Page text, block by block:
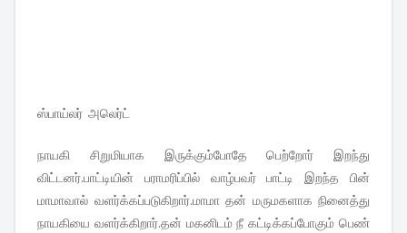
ஸ்பாய்லர் அலெர்ட்
நாயகி சிறுமியாக இருக்கும்போதே பெற்றோர் இறந்து
விட்டனர்.பாட்டியின் பராமரிப்பில் வாழ்பவர் பாட்டி இறந்த பின்
மாமாவால் வளர்க்கப்படுகிறார்.மாமா தன் மருமகளாக நினைத்து
நாயகியை வளர்க்கிறார்.தன் மகனிடம் நீ கட்டிக்கப்போகும் பெண்